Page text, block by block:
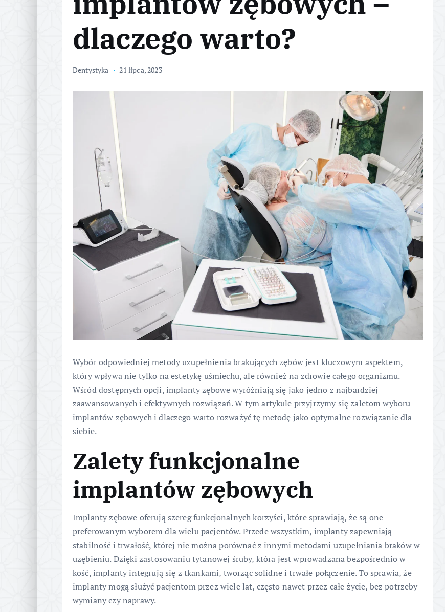
dlaczego warto?
Dentystyka 21 lipca, 2023
Wybór odpowiedniej metody uzupełnienia brakujących zębów jest kluczowym aspektem,
który wpływa nie tylko na estetykę uśmiechu, ale również na zdrowie całego organizmu.
Wśród dostępnych opcji, implanty zębowe wyróżniają się jako jedno z najbardziej
zaawansowanych i efektywnych rozwiązań. W tym artykule przyjrzymy się zaletom wyboru
implantów zębowych i dlaczego warto rozważyć tę metodę jako optymalne rozwiązanie dla
siebie.
Zalety funkcjonalne
implantów zębowych
Implanty zębowe oferują szereg funkcjonalnych korzyści, które sprawiają, że są one
preferowanym wyborem dla wielu pacjentów. Przede wszystkim, implanty zapewniają
stabilność i trwałość, której nie można porównać z innymi metodami uzupełniania braków w
uzębieniu. Dzięki zastosowaniu tytanowej śruby, która jest wprowadzana bezpośrednio w
kość, implanty integrują się z tkankami, tworząc solidne i trwałe połączenie. To sprawia, że
implanty mogą służyć pacjentom przez wiele lat, często nawet przez całe życie, bez potrzeby
wymiany czy naprawy.